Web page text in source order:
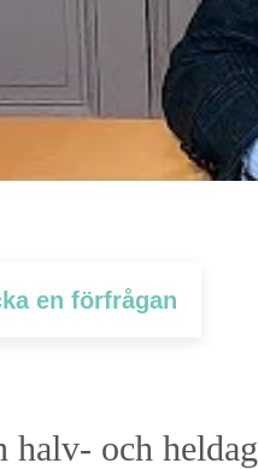
en förfrågan
halv- och heldag